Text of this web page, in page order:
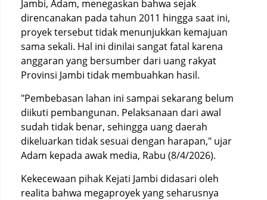
Jambi, Adam, menegaskan bahwa sejak
direncanakan pada tahun 2011 hingga saat ini,
proyek tersebut tidak menunjukkan kemajuan
sama sekali. Hal ini dinilai sangat fatal karena
anggaran yang bersumber dari uang rakyat
Provinsi Jambi tidak membuahkan hasil.
"Pembebasan lahan ini sampai sekarang belum
diikuti pembangunan. Pelaksanaan dari awal
sudah tidak benar, sehingga uang daerah
dikeluarkan tidak sesuai dengan harapan," ujar
Adam kepada awak media, Rabu (8/4/2026).
Kekecewaan pihak Kejati Jambi didasari oleh
realita bahwa megaproyek yang seharusnya